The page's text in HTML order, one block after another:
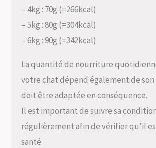
– 4kg : 70g (=266kcal)
– 5kg : 80g (=304kcal)
– 6kg : 90g (=342kcal)
La quantité de nourriture
votre chat dépend également de
doit être adaptée en conséquence.
Il est important de suivre sa
régulièrement afin de vérifier qu’il
santé.